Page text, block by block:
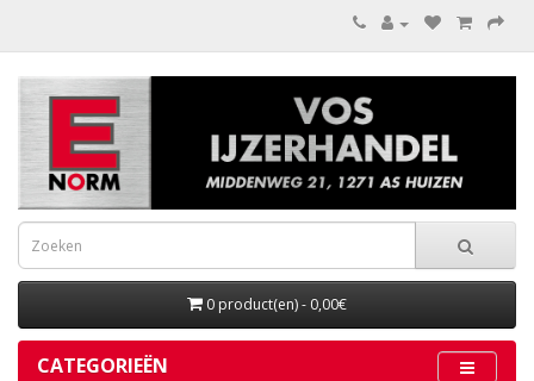
0 product(en) - 0,00€
CATEGORIEËN